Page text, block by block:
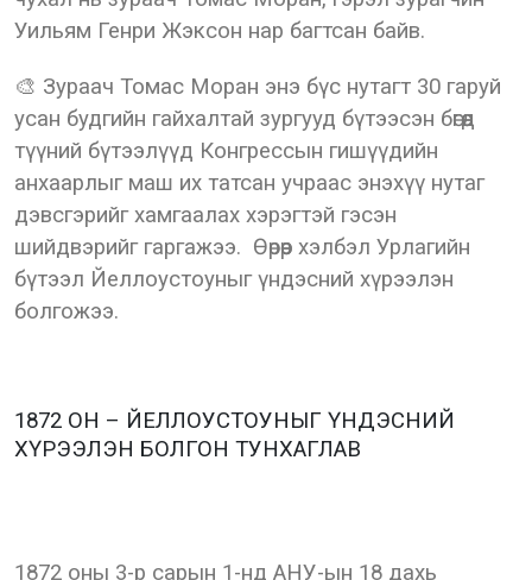
Уильям Генри Жэксон нар багтсан байв.
🎨 Зураач Томас Моран энэ бүс нутагт 30 гаруй
усан будгийн гайхалтай зургууд бүтээсэн бөгөөд
түүний бүтээлүүд Конгрессын гишүүдийн
анхаарлыг маш их татсан учраас энэхүү нутаг
дэвсгэрийг хамгаалах хэрэгтэй гэсэн
шийдвэрийг гаргажээ. Өөрөөр хэлбэл Урлагийн
бүтээл Йеллоустоуныг үндэсний хүрээлэн
болгожээ.
1872 ОН – ЙЕЛЛОУСТОУНЫГ ҮНДЭСНИЙ
ХҮРЭЭЛЭН БОЛГОН ТУНХАГЛАВ
1872 оны 3-р сарын 1-нд АНУ-ын 18 дахь